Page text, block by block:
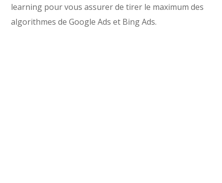
learning pour vous assurer de tirer le maximum des
algorithmes de Google Ads et Bing Ads.